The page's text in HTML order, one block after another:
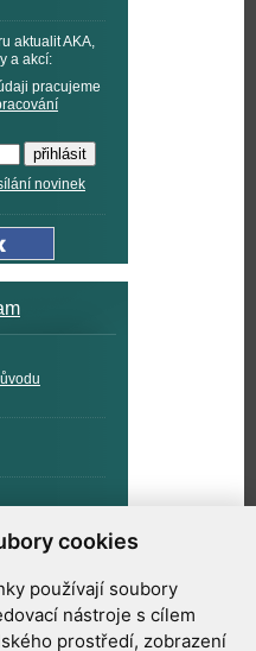
cookies
používají soubory
nástroje s cílem
prostředí, zobrazení
aktualit AKA,
a akcí:
pracujeme
novinek